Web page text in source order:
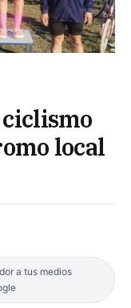
local
a tus medios